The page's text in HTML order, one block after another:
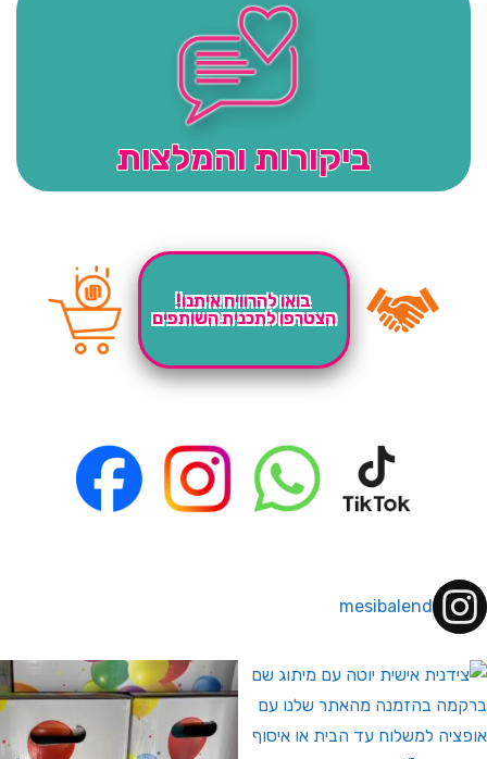
ביקורות והמלצות
בואו להרוויח איתנו!
הצטרפו לתכנית השותפים
mesibalend
לחברי מועדון ומצטרפים חדשים🤍